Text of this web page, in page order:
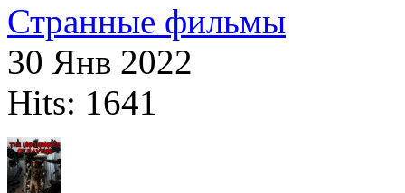
Странные фильмы
30 Янв 2022
Hits: 1641